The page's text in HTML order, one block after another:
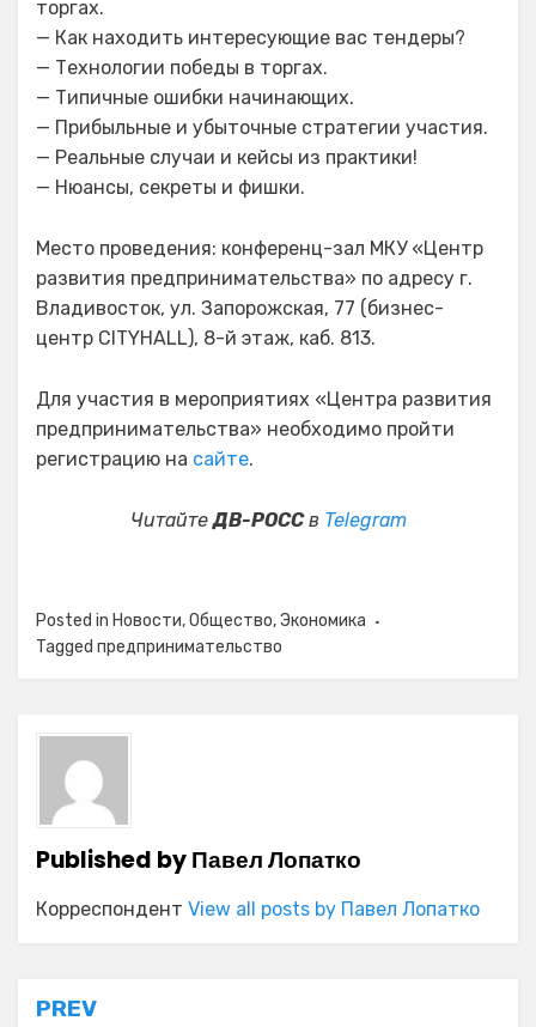
торгах.
— Как находить интересующие вас тендеры?
— Технологии победы в торгах.
— Типичные ошибки начинающих.
— Прибыльные и убыточные стратегии участия.
— Реальные случаи и кейсы из практики!
— Нюансы, секреты и фишки.
Место проведения: конференц-зал МКУ «Центр
развития предпринимательства» по адресу г.
Владивосток, ул. Запорожская, 77 (бизнес-
центр CITYHALL), 8-й этаж, каб. 813.
Для участия в мероприятиях «Центра развития
предпринимательства» необходимо пройти
регистрацию на сайте.
ЧитайтеДВ-РОССв Telegram
Posted in Новости,Общество,Экономика
Tagged предпринимательство
Published byПавел Лопатко
Корреспондент View all posts by Павел Лопатко
Навигация
PREV